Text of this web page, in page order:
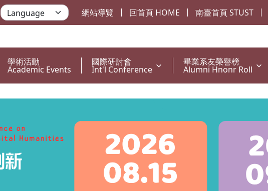
網站導覽 回首頁 HOME 南臺首頁 STUST
學術活動
Academic Events
國際研討會
Int'l Conference
畢業系友榮譽榜
Alumni Hnonr Roll